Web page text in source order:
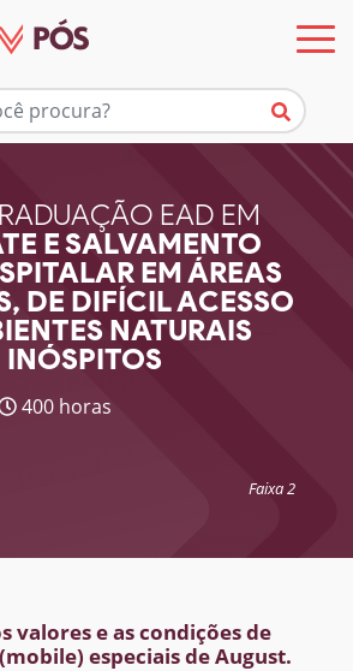
EAD EM
E SALVAMENTO
EM ÁREAS
DE DIFÍCIL ACESSO
NATURAIS
INÓSPITOS
400 horas
Faixa 2
valores e as condições de
especiais de August.
informações